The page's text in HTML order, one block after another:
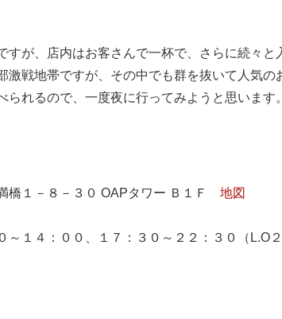
すが、店内はお客さんで一杯で、さらに続々と
激戦地帯ですが、その中でも群を抜いて人気の
られるので、一度夜に行ってみようと思います。
１－８－３０ OAPタワー Ｂ１Ｆ 地図
１４：００、１７：３０～２２：３０（L.O２